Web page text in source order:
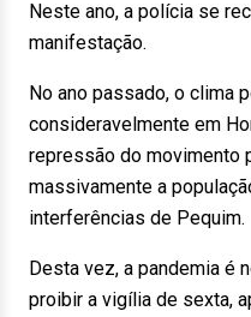
Neste ano, a polícia se
manifestação.
No ano passado, o clima
consideravelmente em
repressão do movimento
massivamente a
interferências de Pequim.
Desta vez, a pandemia é
proibir a vigília de sexta,